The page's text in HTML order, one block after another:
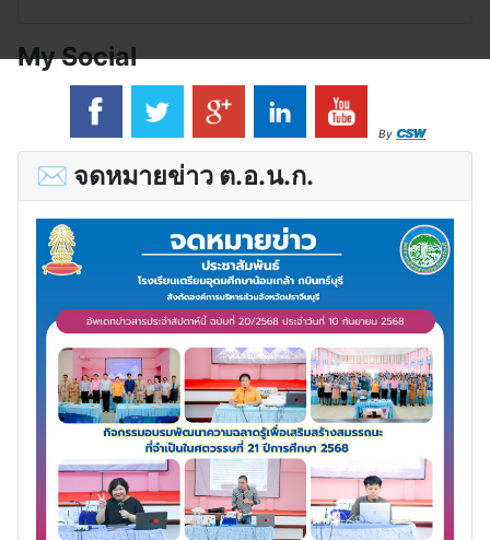
My Social
By CSW
✉ จดหมายข่าว ต.อ.น.ก.